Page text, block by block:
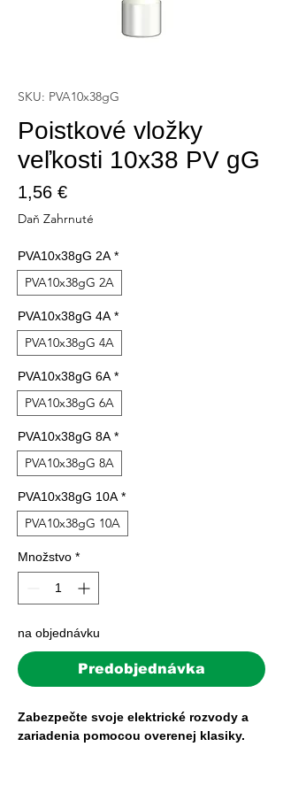
SKU: PVA10x38gG
Poistkové vložky
veľkosti 10x38 PV gG
1,56 €Price
Daň Zahrnuté
PVA10x38gG 2A *
PVA10x38gG 2A
PVA10x38gG 4A *
PVA10x38gG 4A
PVA10x38gG 6A *
PVA10x38gG 6A
PVA10x38gG 8A *
PVA10x38gG 8A
PVA10x38gG 10A *
PVA10x38gG 10A
Množstvo *
na objednávku
Predobjednávka
Zabezpečte svoje elektrické rozvody a
zariadenia pomocou overenej klasiky.